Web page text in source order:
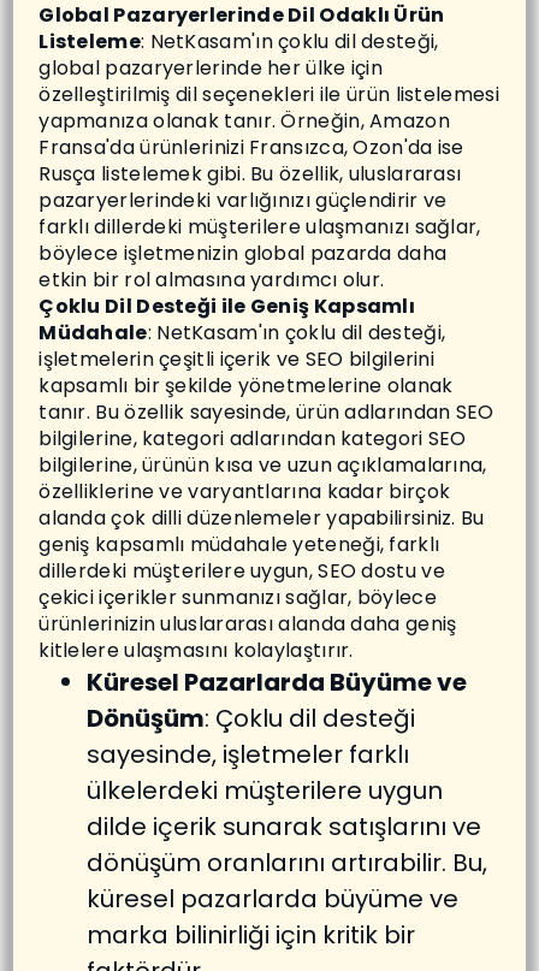
Global Pazaryerlerinde Dil Odaklı Ürün
Listeleme: NetKasam'ın çoklu dil desteği,
global pazaryerlerinde her ülke için
özelleştirilmiş dil seçenekleri ile ürün listelemesi
yapmanıza olanak tanır. Örneğin, Amazon
Fransa'da ürünlerinizi Fransızca, Ozon'da ise
Rusça listelemek gibi. Bu özellik, uluslararası
pazaryerlerindeki varlığınızı güçlendirir ve
farklı dillerdeki müşterilere ulaşmanızı sağlar,
böylece işletmenizin global pazarda daha
etkin bir rol almasına yardımcı olur.
Çoklu Dil Desteği ile Geniş Kapsamlı
Müdahale: NetKasam'ın çoklu dil desteği,
işletmelerin çeşitli içerik ve SEO bilgilerini
kapsamlı bir şekilde yönetmelerine olanak
tanır. Bu özellik sayesinde, ürün adlarından SEO
bilgilerine, kategori adlarından kategori SEO
bilgilerine, ürünün kısa ve uzun açıklamalarına,
özelliklerine ve varyantlarına kadar birçok
alanda çok dilli düzenlemeler yapabilirsiniz. Bu
geniş kapsamlı müdahale yeteneği, farklı
dillerdeki müşterilere uygun, SEO dostu ve
çekici içerikler sunmanızı sağlar, böylece
ürünlerinizin uluslararası alanda daha geniş
kitlelere ulaşmasını kolaylaştırır.
Küresel Pazarlarda Büyüme ve
Dönüşüm: Çoklu dil desteği
sayesinde, işletmeler farklı
ülkelerdeki müşterilere uygun
dilde içerik sunarak satışlarını ve
dönüşüm oranlarını artırabilir. Bu,
küresel pazarlarda büyüme ve
marka bilinirliği için kritik bir